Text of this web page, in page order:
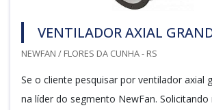
VENTILADOR AXIAL
NEWFAN / FLORES DA CUNHA - RS
Se o cliente pesquisar por ventilador axial
na líder do segmento NewFan. Solicitando